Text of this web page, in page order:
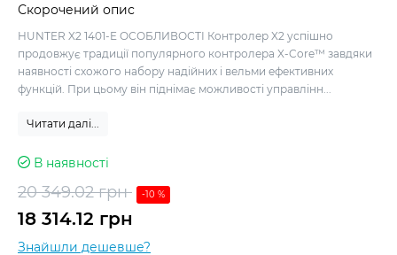
Скорочений опис
HUNTER X2 1401-E ОСОБЛИВОСТІ Контролер X2 успішно
продовжує традиції популярного контролера X-Core™ завдяки
наявності схожого набору надійних і вельми ефективних
функцій. При цьому він піднімає можливості управлінн...
Читати далі...
В наявності
20 349.02 грн -10 %
18 314.12 грн
Знайшли дешевше?